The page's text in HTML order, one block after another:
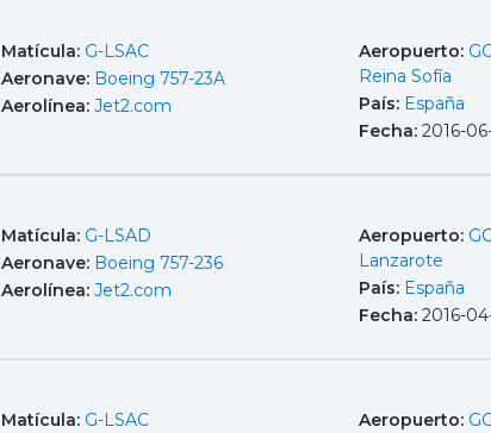
Matícula: G-LSAC
Aeronave: Boeing 757-23A
Aerolínea: Jet2.com
Aeropuerto:
Reina Sofía
País: España
Fecha: 2016-
Matícula: G-LSAD
Aeronave: Boeing 757-236
Aerolínea: Jet2.com
Aeropuerto:
Lanzarote
País: España
Fecha: 2016-
Matícula: G-LSAC
Aeropuerto: